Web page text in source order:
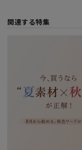
関連する特集